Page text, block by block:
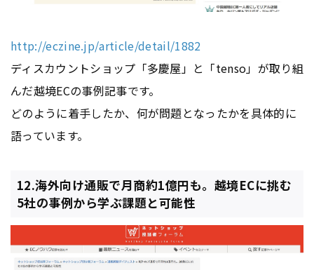
http://eczine.jp/article/detail/1882
ディスカウントショップ「多慶屋」と「tenso」が取り組
んだ越境ECの事例記事です。
どのように着手したか、何が問題となったかを具体的に
語っています。
12.海外向け通販で月商約1億円も。越境ECに挑む
5社の事例から学ぶ課題と可能性